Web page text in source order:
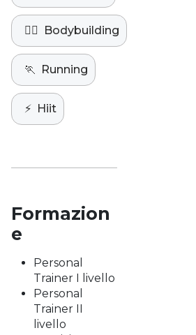
🏋️‍♀️ Bodybuilding
🏃 Running
⚡️ Hiit
Formazion
e
Personal
Trainer I livello
Personal
Trainer II
livello